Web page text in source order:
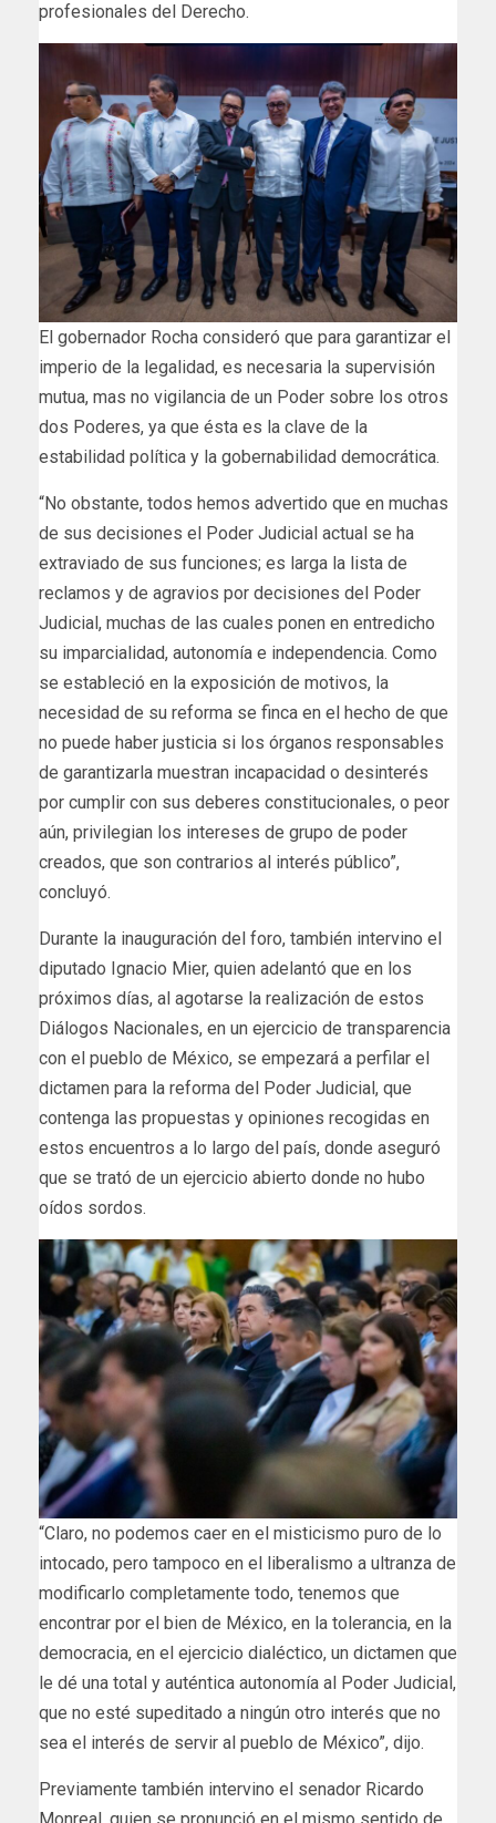
profesionales del Derecho.
El gobernador Rocha consideró que para garantizar el
imperio de la legalidad, es necesaria la supervisión
mutua, mas no vigilancia de un Poder sobre los otros
dos Poderes, ya que ésta es la clave de la
estabilidad política y la gobernabilidad democrática.
“No obstante, todos hemos advertido que en muchas
de sus decisiones el Poder Judicial actual se ha
extraviado de sus funciones; es larga la lista de
reclamos y de agravios por decisiones del Poder
Judicial, muchas de las cuales ponen en entredicho
su imparcialidad, autonomía e independencia. Como
se estableció en la exposición de motivos, la
necesidad de su reforma se finca en el hecho de que
no puede haber justicia si los órganos responsables
de garantizarla muestran incapacidad o desinterés
por cumplir con sus deberes constitucionales, o peor
aún, privilegian los intereses de grupo de poder
creados, que son contrarios al interés público”,
concluyó.
Durante la inauguración del foro, también intervino el
diputado Ignacio Mier, quien adelantó que en los
próximos días, al agotarse la realización de estos
Diálogos Nacionales, en un ejercicio de transparencia
con el pueblo de México, se empezará a perfilar el
dictamen para la reforma del Poder Judicial, que
contenga las propuestas y opiniones recogidas en
estos encuentros a lo largo del país, donde aseguró
que se trató de un ejercicio abierto donde no hubo
oídos sordos.
“Claro, no podemos caer en el misticismo puro de lo
intocado, pero tampoco en el liberalismo a ultranza de
modificarlo completamente todo, tenemos que
encontrar por el bien de México, en la tolerancia, en la
democracia, en el ejercicio dialéctico, un dictamen que
le dé una total y auténtica autonomía al Poder Judicial,
que no esté supeditado a ningún otro interés que no
sea el interés de servir al pueblo de México”, dijo.
Previamente también intervino el senador Ricardo